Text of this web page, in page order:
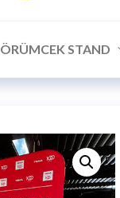
ÖRÜMCEK STAND